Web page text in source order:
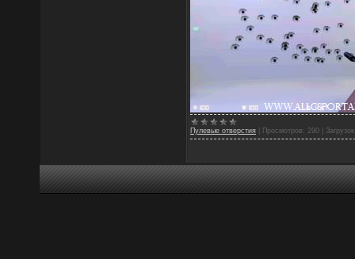
Пулевые отверстия Просмотров: 290